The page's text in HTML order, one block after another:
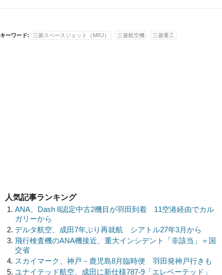
キーワード: 三菱スペースジェット（MRJ） 三菱航空機 三菱重工
人気記事ランキング
ANA、Dash 8認定中古2機目が羽田到着 11空港経由でカル
ガリーから
デルタ航空、成田7年ぶり再就航 シアトル27年3月から
飛行検査機のANA機接近、重大インシデント「非該当」＝国
交省
スカイマーク、神戸－鹿児島8月臨時便 羽田発神戸行きも
ユナイテッド航空、成田に新仕様787-9「エレベーテッド」